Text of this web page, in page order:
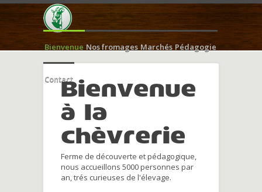
Bienvenue Nos fromages Marchés Pédagogie
ContactBienvenue
à la
chèvrerie
Ferme de découverte et pédagogique,
nous accueillons 5000 personnes par
an, trés curieuses de l'élevage.